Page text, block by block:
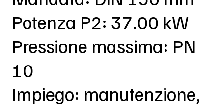
Potenza P2: 37.00 kW
Pressione massima: PN
10
Impiego: manutenzione,